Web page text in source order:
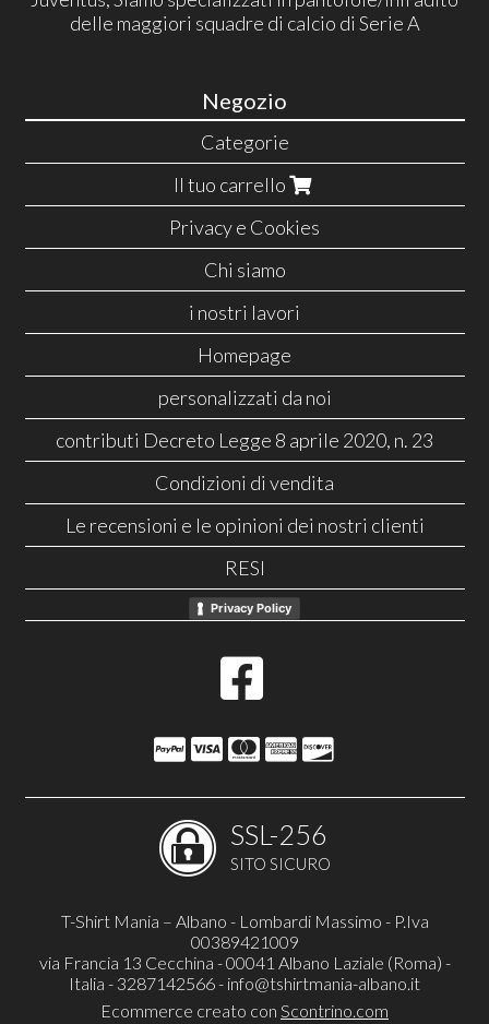
delle maggiori squadre di calcio di Serie A
Negozio
Categorie
Il tuo carrello
Privacy e Cookies
Chi siamo
i nostri lavori
Homepage
personalizzati da noi
contributi Decreto Legge 8 aprile 2020, n. 23
Condizioni di vendita
Le recensioni e le opinioni dei nostri clienti
RESI
Privacy Policy
SSL-256
SITO SICURO
T-Shirt Mania – Albano - Lombardi Massimo - P.Iva
00389421009
via Francia 13 Cecchina - 00041 Albano Laziale (Roma) -
Italia - 3287142566 - info@tshirtmania-albano.it
Ecommerce creato con Scontrino.com